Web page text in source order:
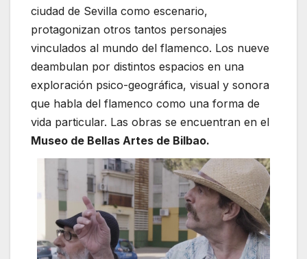
ciudad de Sevilla como escenario,
protagonizan otros tantos personajes
vinculados al mundo del flamenco. Los nueve
deambulan por distintos espacios en una
exploración psico-geográfica, visual y sonora
que habla del flamenco como una forma de
vida particular. Las obras se encuentran en el
Museo de Bellas Artes de Bilbao.